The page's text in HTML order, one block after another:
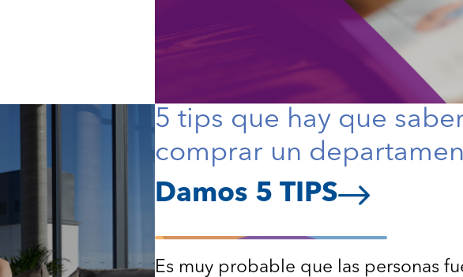
5 tips que hay que
comprar un
Damos 5 TIPS
Es muy probable que las personas